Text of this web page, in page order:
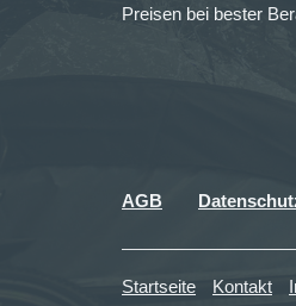
Preisen bei bester
AGB
Startseite Kontakt